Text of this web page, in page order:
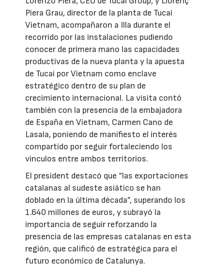
Piera Grau, director de la planta de Tucai
Vietnam, acompañaron a Illa durante el
recorrido por las instalaciones pudiendo
conocer de primera mano las capacidades
productivas de la nueva planta y la apuesta
de Tucai por Vietnam como enclave
estratégico dentro de su plan de
crecimiento internacional. La visita contó
también con la presencia de la embajadora
de España en Vietnam, Carmen Cano de
Lasala, poniendo de manifiesto el interés
compartido por seguir fortaleciendo los
vínculos entre ambos territorios.
El president destacó que “las exportaciones
catalanas al sudeste asiático se han
doblado en la última década”, superando los
1.640 millones de euros, y subrayó la
importancia de seguir reforzando la
presencia de las empresas catalanas en esta
región, que calificó de estratégica para el
futuro económico de Catalunya.